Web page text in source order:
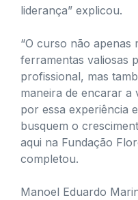
liderança” explicou.
“O curso não
ferramentas valiosas
profissional, mas
maneira de encarar a
por essa experiência
busquem o
aqui na Fundação
completou.
Manoel Eduardo